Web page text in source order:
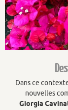
Dans ce
nouvelles
Giorgia